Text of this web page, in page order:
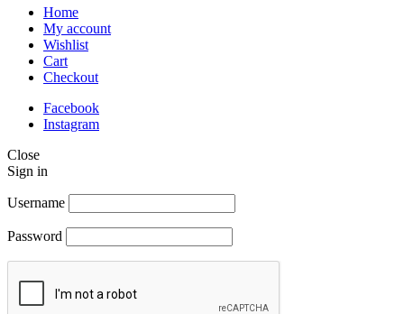
Home
My account
Wishlist
Cart
Checkout
Facebook
Instagram
Close
Sign in
Username
Password